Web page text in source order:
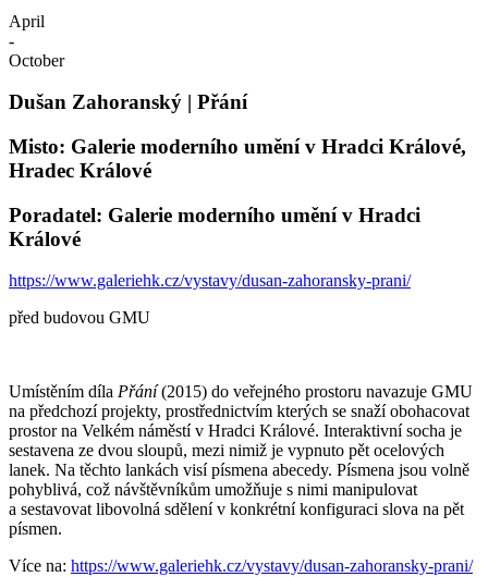
April
-
October
Dušan Zahoranský | Přání
Misto: Galerie moderního umění v Hradci Králové,
Hradec Králové
Poradatel: Galerie moderního umění v Hradci
Králové
https://www.galeriehk.cz/vystavy/dusan-zahoransky-prani/
před budovou GMU
Umístěním díla Přání(2015) do veřejného prostoru navazuje GMU
na předchozí projekty, prostřednictvím kterých se snaží obohacovat
prostor na Velkém náměstí v Hradci Králové. Interaktivní socha je
sestavena ze dvou sloupů, mezi nimiž je vypnuto pět ocelových
lanek. Na těchto lankách visí písmena abecedy. Písmena jsou volně
pohyblivá, což návštěvníkům umožňuje s nimi manipulovat
a sestavovat libovolná sdělení v konkrétní konfiguraci slova na pět
písmen.
Více na: https://www.galeriehk.cz/vystavy/dusan-zahoransky-prani/